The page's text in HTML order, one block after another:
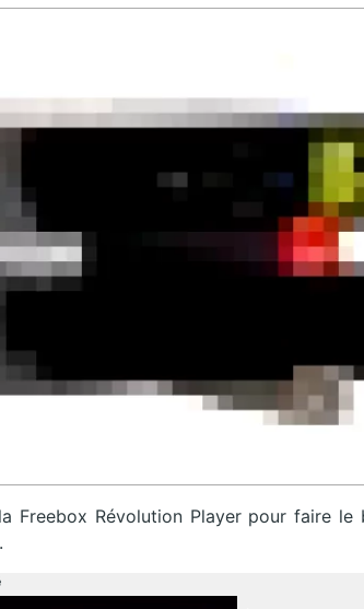
Freebox Révolution Player pour faire le